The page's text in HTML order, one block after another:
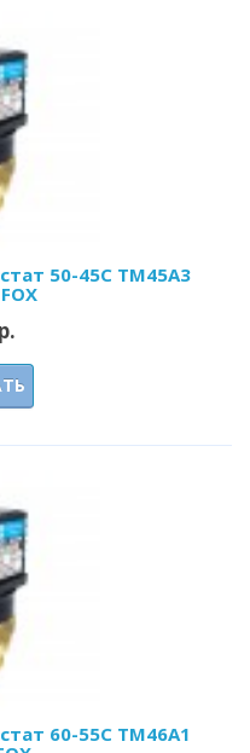
50-45С ТМ45А3
60-55С ТМ46А1